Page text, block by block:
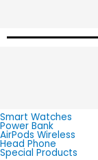
Smart Watches
Power Bank
AirPods Wireless
Head Phone
Special Products